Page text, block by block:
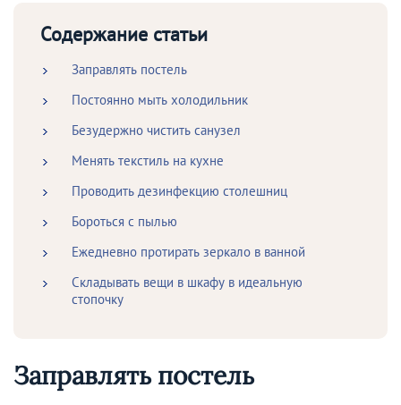
Содержание статьи
Заправлять постель
Постоянно мыть холодильник
Безудержно чистить санузел
Менять текстиль на кухне
Проводить дезинфекцию столешниц
Бороться с пылью
Ежедневно протирать зеркало в ванной
Складывать вещи в шкафу в идеальную
стопочку
Заправлять постель